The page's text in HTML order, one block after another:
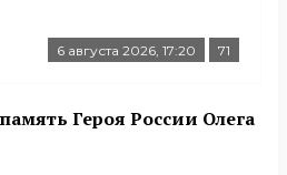
6 августа 2026, 17:20 71
Героя России Олега